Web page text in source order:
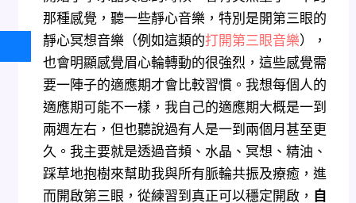
那種感覺，聽一些靜心音樂，特別是開第三眼的
靜心冥想音樂（例如這類的打開第三眼音樂），
也會明顯感覺眉心輪轉動的很強烈，這些感覺需
要一陣子的適應期才會比較習慣。我想每個人的
適應期可能不一樣，我自己的適應期大概是一到
兩週左右，但也聽說過有人是一到兩個月甚至更
久。我主要就是透過音頻、水晶、冥想、精油、
踩草地抱樹來幫助我與所有脈輪共振及療癒，進
而開啟第三眼，從練習到真正可以穩定開啟， 自